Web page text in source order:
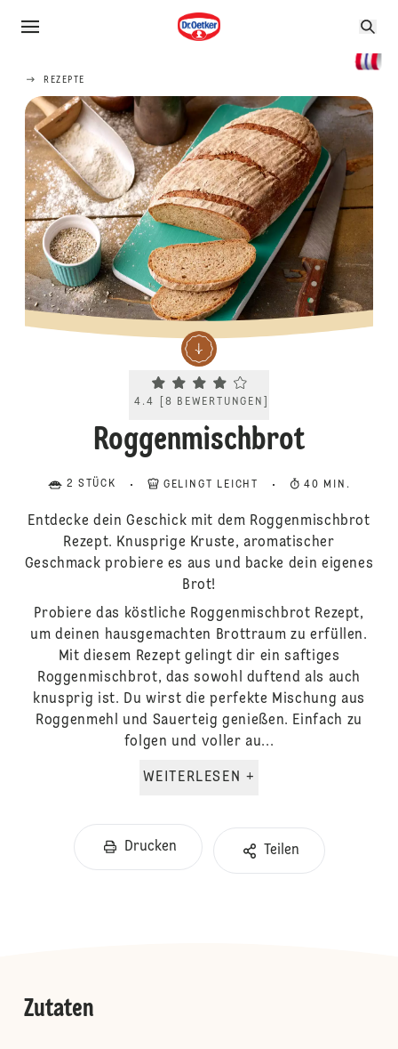
REZEPTE
Current rating 4.4. Click to rate.
4.4 8 BEWERTUNGEN
Roggenmischbrot
2 STÜCK GELINGT LEICHT 40 MIN.
Entdecke dein Geschick mit dem Roggenmischbrot
Rezept. Knusprige Kruste, aromatischer
Geschmack probiere es aus und backe dein eigenes
Brot!
Probiere das köstliche Roggenmischbrot Rezept,
um deinen hausgemachten Brottraum zu erfüllen.
Mit diesem Rezept gelingt dir ein saftiges
Roggenmischbrot, das sowohl duftend als auch
knusprig ist. Du wirst die perfekte Mischung aus
Roggenmehl und Sauerteig genießen. Einfach zu
folgen und voller au...
WEITERLESEN +
Drucken Teilen
Zutaten